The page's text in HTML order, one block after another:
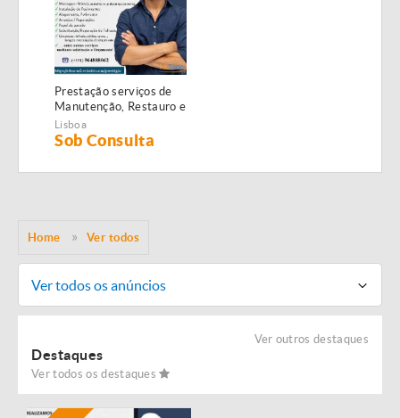
Prestação serviços de
Manutenção, Restauro e
Remodelação de
imóveis!
Lisboa
Sob Consulta
Home Ver todos
Ver todos os anúncios
Ver outros destaques
Destaques
Ver todos os destaques